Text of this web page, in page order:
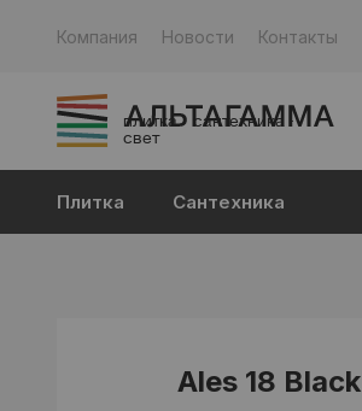
Компания Новости Контакты
плитка · сантехника ·
свет
Плитка Сантехника
Ales 18